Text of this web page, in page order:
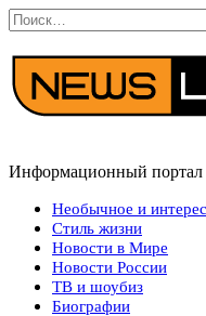
Перейти
к
содержанию
Search
for:
Информационный портал
Необычное и
Стиль жизни
Новости в Мире
Новости России
ТВ и шоубиз
Биографии